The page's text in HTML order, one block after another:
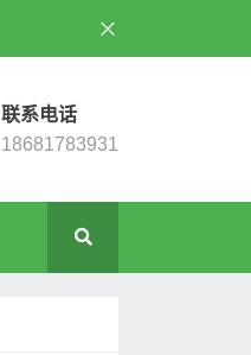
联系电话
18681783931